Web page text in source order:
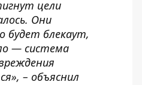
цели
Они
будет блекаут,
— система
– объяснил